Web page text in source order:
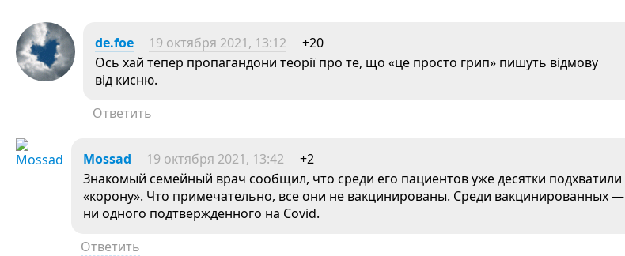
de.foe 19 октября 2021, 13:12
+20
Ось хай тепер пропагандони теорії про те, що «це просто грип» пишуть відмову
від кисню.
Ответить
Mossad 19 октября 2021, 13:42
+2
Знакомый семейный врач сообщил, что среди его пациентов уже десятки подхватили
«корону». Что примечательно, все они не вакцинированы. Среди вакцинированных —
ни одного подтвержденного на Covid.
Ответить